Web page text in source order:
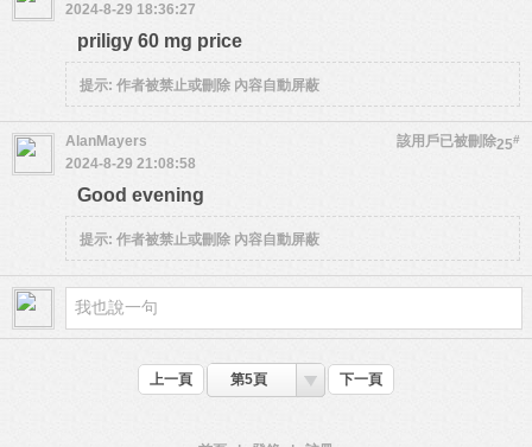
2024-8-29 18:36:27
priligy 60 mg price
提示: 作者被禁止或刪除 內容自動屏蔽
25#
AlanMayers
該用戶已被刪除
2024-8-29 21:08:58
Good evening
提示: 作者被禁止或刪除 內容自動屏蔽
上一頁 第5頁 下一頁